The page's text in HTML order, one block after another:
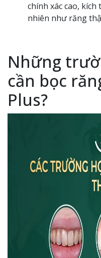
chính xác cao,
nhiên như răng
Những
cần bọc
Plus?